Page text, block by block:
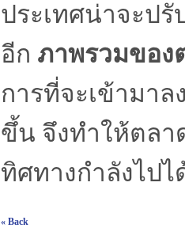
ประเทศน่าจะป
อีก ภาพรวมของ
การที่จะเข้ามา
ขึ้น จึงทำให้ตล
ทิศทางกำลังไปไ
« Back